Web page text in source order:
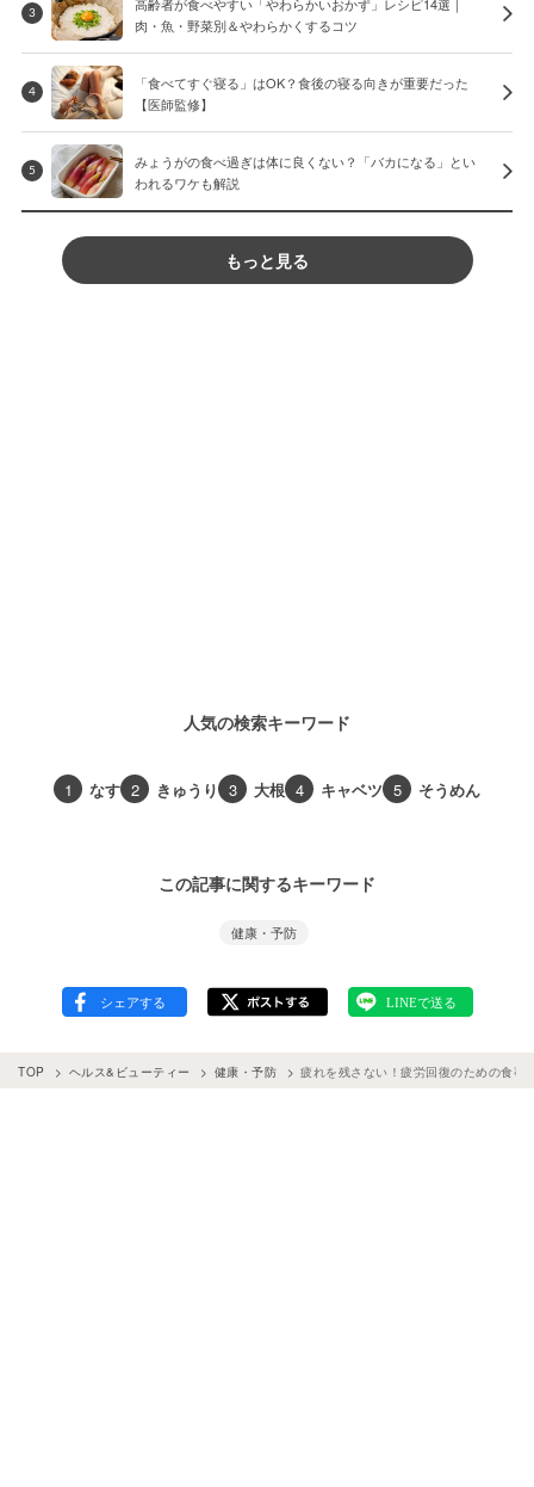
3
肉・魚・野菜別＆やわらかくするコツ
4
「食べてすぐ寝る」はOK？食後の寝る向きが重要だった
【医師監修】
5
みょうがの食べ過ぎは体に良くない？「バカになる」とい
われるワケも解説
もっと見る
人気の検索キーワード
1 なす 2 きゅうり 3 大根 4 キャベツ 5 そうめん
この記事に関するキーワード
健康・予防
TOP ヘルス&ビューティー 健康・予防 疲れを残さない！疲労回復のための食事